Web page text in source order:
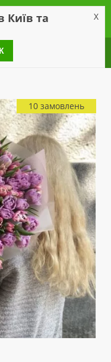
10 замовлень
Київ та X